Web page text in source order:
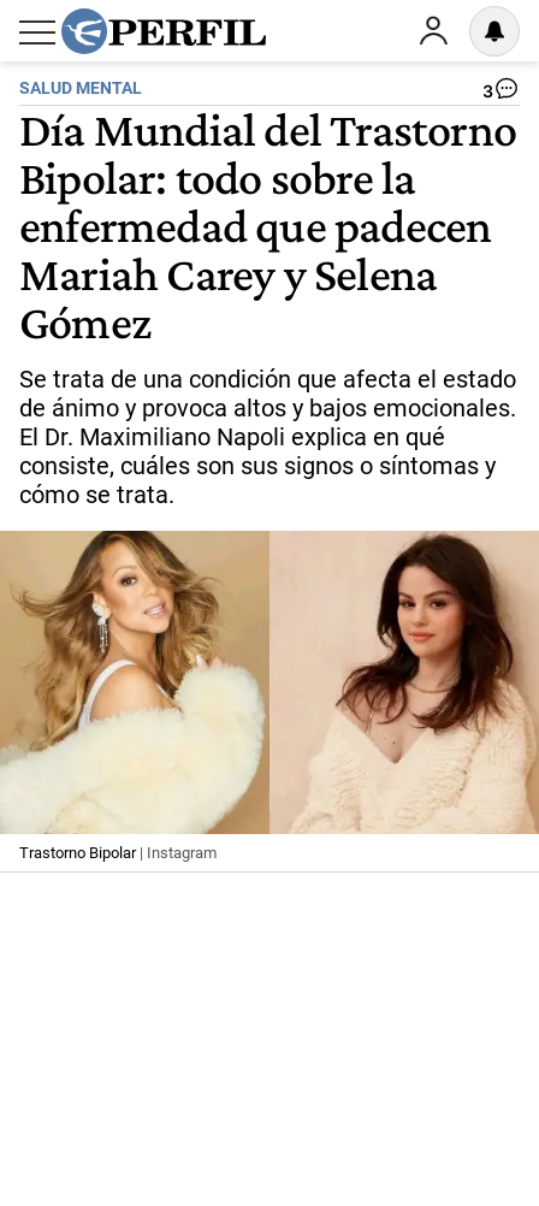
SALUD MENTAL 3
Día Mundial del Trastorno
Bipolar: todo sobre la
enfermedad que padecen
Mariah Carey y Selena
Gómez
Se trata de una condición que afecta el estado
de ánimo y provoca altos y bajos emocionales.
El Dr. Maximiliano Napoli explica en qué
consiste, cuáles son sus signos o síntomas y
cómo se trata.
Trastorno Bipolar| Instagram